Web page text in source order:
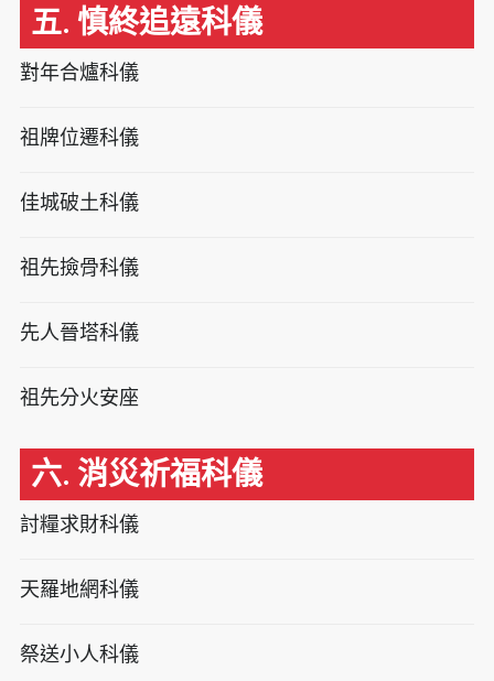
五. 慎終追遠科儀
對年合爐科儀
祖牌位遷科儀
佳城破土科儀
祖先撿骨科儀
先人晉塔科儀
祖先分火安座
六. 消災祈福科儀
討糧求財科儀
天羅地網科儀
祭送小人科儀